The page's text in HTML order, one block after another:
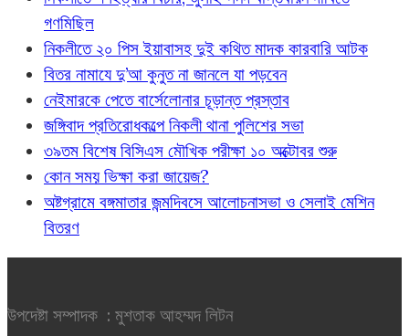
গণমিছিল
নিকলীতে ২০ পিস ইয়াবাসহ দুই কথিত মাদক কারবারি আটক
বিতর নামাযে দু’আ কুনুত না জানলে যা পড়বেন
নেইমারকে পেতে বার্সেলোনার চূড়ান্ত প্রস্তাব
জঙ্গিবাদ প্রতিরোধকল্পে নিকলী থানা পুলিশের সভা
৩৯তম বিশেষ বিসিএস মৌখিক পরীক্ষা ১০ অক্টোবর শুরু
কোন সময় ভিক্ষা করা জায়েজ?
অষ্টগ্রামে বঙ্গমাতার জন্মদিবসে আলোচনাসভা ও সেলাই মেশিন
বিতরণ
উপদেষ্টা সম্পাদক : মুশতাক আহম্মদ লিটন